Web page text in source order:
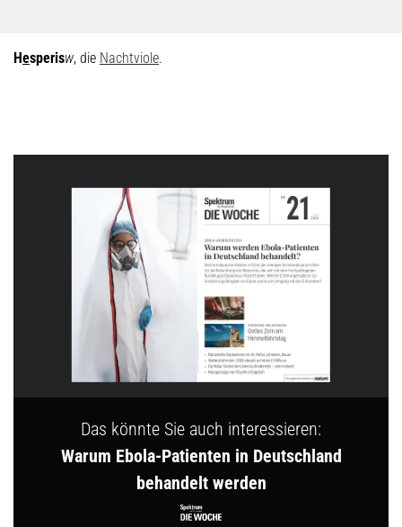
Hesperisw, die Nachtviole.
Das könnte Sie auch interessieren:
Warum Ebola-Patienten in Deutschland
behandelt werden